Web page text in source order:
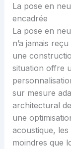
La pose en
encadrée
La pose en
n’a jamais
une
situation offre
sur mesure
architectural
une
acoustique,
moindres que